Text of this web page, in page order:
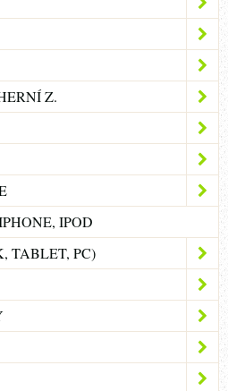
Z.
IPOD
TABLET, PC)